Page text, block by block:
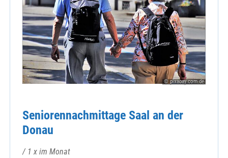
© pixabay.com.de
Seniorennachmittage Saal an der
Donau
/ 1 x im Monat